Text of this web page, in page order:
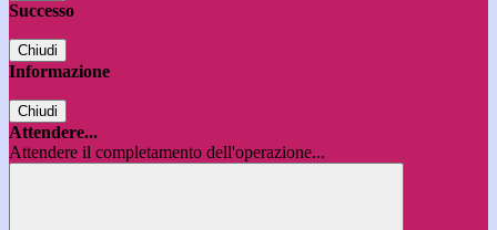
Successo
Chiudi
Informazione
Chiudi
Attendere...
Attendere il completamento dell'operazione...